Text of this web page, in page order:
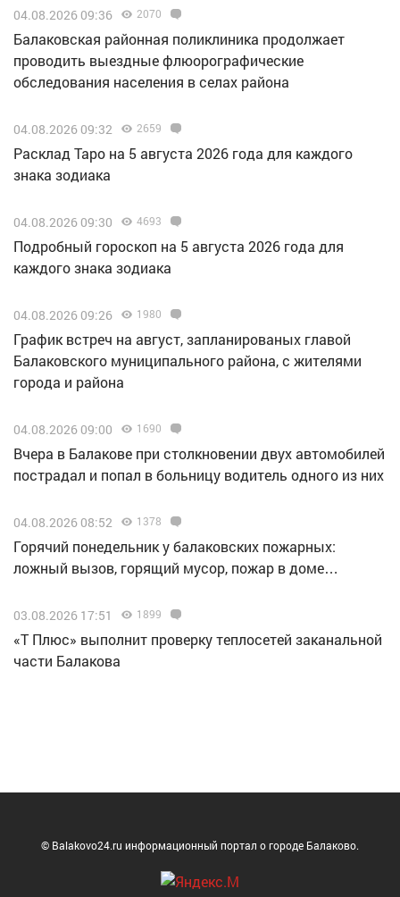
04.08.2026 09:36 2070
Балаковская районная поликлиника продолжает
проводить выездные флюорографические
обследования населения в селах района
04.08.2026 09:32 2659
Расклад Таро на 5 августа 2026 года для каждого
знака зодиака
04.08.2026 09:30 4693
Подробный гороскоп на 5 августа 2026 года для
каждого знака зодиака
04.08.2026 09:26 1980
График встреч на август, запланированых главой
Балаковского муниципального района, с жителями
города и района
04.08.2026 09:00 1690
Вчера в Балакове при столкновении двух автомобилей
пострадал и попал в больницу водитель одного из них
04.08.2026 08:52 1378
Горячий понедельник у балаковских пожарных:
ложный вызов, горящий мусор, пожар в доме…
03.08.2026 17:51 1899
«Т Плюс» выполнит проверку теплосетей заканальной
части Балакова
© Balakovo24.ru информационный портал о городе Балаково.